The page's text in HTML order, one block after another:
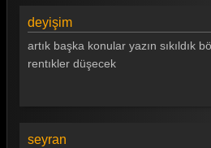
deyişim
artık başka konular yazın sıkıldık
rentıkler düşecek
seyran